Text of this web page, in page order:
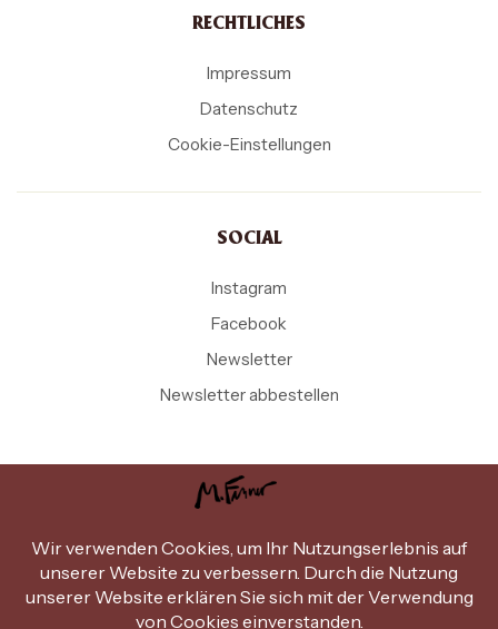
RECHTLICHES
Impressum
Datenschutz
Cookie-Einstellungen
SOCIAL
Instagram
Facebook
Newsletter
Newsletter abbestellen
Copyright Michael Ferner © 2026.Design bymiammiam.at